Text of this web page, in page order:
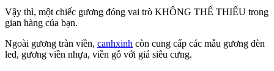
Vậy thì, một chiếc gương đóng vai trò KHÔNG THỂ THIẾU trong
gian hàng của bạn.
Ngoài gương tràn viền, canhxinh còn cung cấp các mẫu gương đèn
led, gương viền nhựa, viền gỗ với giá siêu cưng.